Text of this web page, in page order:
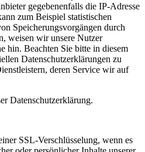
gegebenenfalls die IP-Adresse
zum Beispiel statistischen
Speicherungsvorgängen durch
weisen wir unsere Nutzer
hin. Beachten Sie bitte in diesem
Datenschutzerklärungen zu
deren Service wir auf
Datenschutzerklärung.
SSL-Verschlüsselung, wenn es